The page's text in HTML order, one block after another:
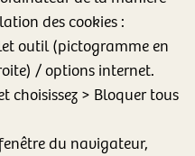
des cookies :
outil (pictogramme en
/ options internet.
choisissez > Bloquer tous
du navigateur,